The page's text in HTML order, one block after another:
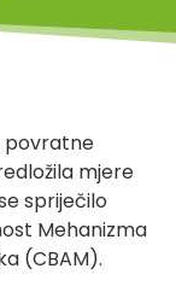
povratne
mjere
spriječilo
Mehanizma
(CBAM).